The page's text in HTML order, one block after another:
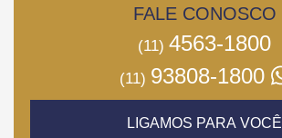
FALE CONOSCO
(11) 4563-1800
(11) 93808-1800
LIGAMOS PARA VOCÊ